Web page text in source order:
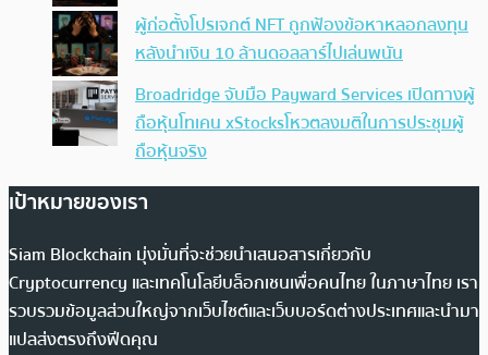
ผู้ก่อตั้งโปรเจกต์ NFT ถูกฟ้องข้อหาหลอกลงทุน
หลังนำเงิน 10 ล้านดอลลาร์ไปเล่นพนัน
Broadridge จับมือ Payward Services เปิดทางผู้
ถือหุ้นโทเคน xStocksโหวตลงมติในการประชุมผู้
ถือหุ้นจริง
เป้าหมายของเรา
Siam Blockchain มุ่งมั่นที่จะช่วยนำเสนอสารเกี่ยวกับ
Cryptocurrency และเทคโนโลยีบล็อกเชนเพื่อคนไทย ในภาษาไทย เรา
รวบรวมข้อมูลส่วนใหญ่จากเว็บไซต์และเว็บบอร์ดต่างประเทศและนำมา
แปลส่งตรงถึงฟีดคุณ